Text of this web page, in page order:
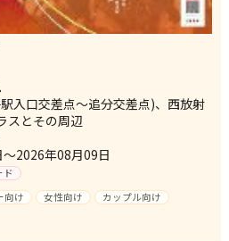
入口交差点～追分交差点)、西放射
スとその周辺
2026年08月09日
ド
向け 女性向け
カップル向け